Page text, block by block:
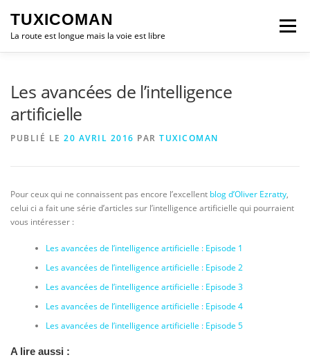
contenu
TUXICOMAN
La route est longue mais la voie est libre
Menu
Les avancées de l’intelligence
artificielle
PUBLIÉ LE 20 AVRIL 2016 PAR TUXICOMAN
Pour ceux qui ne connaissent pas encore l’excellent blog d’Oliver Ezratty,
celui ci a fait une série d’articles sur l’intelligence artificielle qui pourraient
vous intéresser :
Les avancées de l’intelligence artificielle : Episode 1
Les avancées de l’intelligence artificielle : Episode 2
Les avancées de l’intelligence artificielle : Episode 3
Les avancées de l’intelligence artificielle : Episode 4
Les avancées de l’intelligence artificielle : Episode 5
A lire aussi :